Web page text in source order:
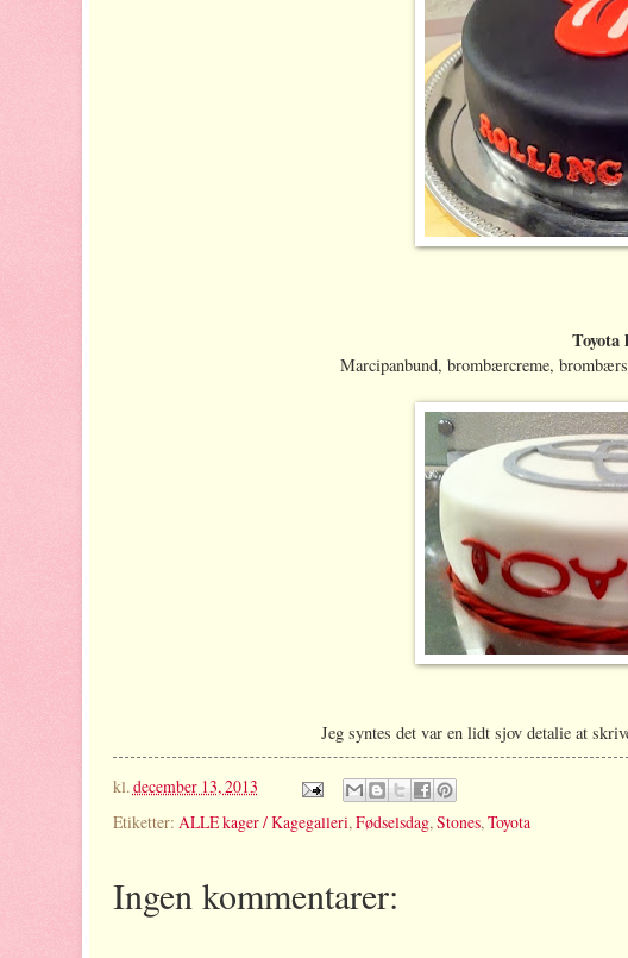
Toyota
Marcipanbund, brombærcreme,
Jeg syntes det var en lidt sjov detalie at
kl.december 13, 2013
Etiketter: ALLE kager / Kagegalleri, Fødselsdag, Stones, Toyota
Ingen kommentarer: